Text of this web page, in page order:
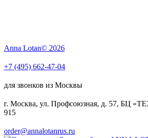
Anna Lotan© 2026
+7 (495) 662-47-04
для звонков из Москвы
г. Москва, ул. Профсоюзная, д. 57, БЦ
915
order@annalotanrus.ru